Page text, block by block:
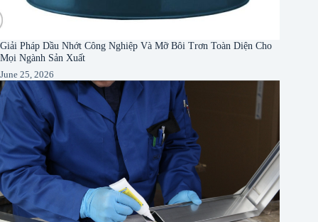
Giải Pháp Dầu Nhớt Công Nghiệp Và Mỡ Bôi Trơn Toàn Diện Cho
Mọi Ngành Sản Xuất
June 25, 2026